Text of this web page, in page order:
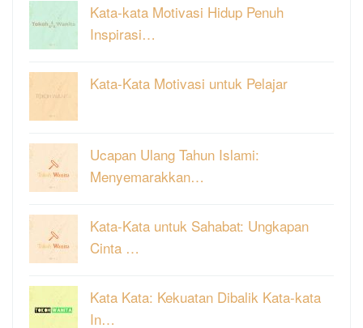
Kata-kata Motivasi Hidup Penuh
Inspirasi…
Kata-Kata Motivasi untuk Pelajar
Ucapan Ulang Tahun Islami:
Menyemarakkan…
Kata-Kata untuk Sahabat: Ungkapan
Cinta …
Kata Kata: Kekuatan Dibalik Kata-kata
In…